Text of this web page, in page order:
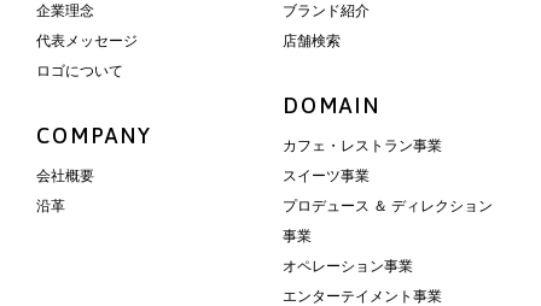
企業理念
代表メッセージ
ロゴについて
COMPANY
会社概要
沿革
ブランド紹介
店舗検索
DOMAIN
カフェ・レストラン事業
スイーツ事業
プロデュース ＆ ディレクション
事業
オペレーション事業
エンターテイメント事業